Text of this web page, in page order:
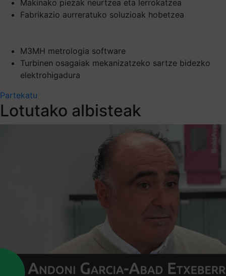
Makinako piezak neurtzea eta lerrokatzea
Fabrikazio aurreratuko soluzioak hobetzea
M3MH metrologia software
Turbinen osagaiak mekanizatzeko sartze bidezko
elektrohigadura
Partekatu
Lotutako albisteak